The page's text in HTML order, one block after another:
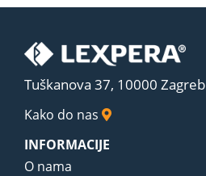
Tuškanova 37, 10000 Zagreb
Kako do nas
INFORMACIJE
O nama